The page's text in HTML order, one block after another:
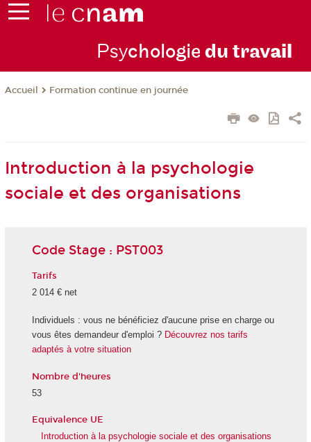
Psychologie du travail
Accueil Formation continue en journée
Introduction à la psychologie
sociale et des organisations
Code Stage : PST003
Tarifs
2 014 € net
Individuels : vous ne bénéficiez d'aucune prise en charge ou
vous êtes demandeur d'emploi ? Découvrez nos tarifs
adaptés à votre situation
Nombre d'heures
53
Equivalence UE
Introduction à la psychologie sociale et des organisations